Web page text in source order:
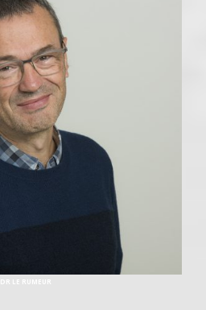
DR LE RUMEUR